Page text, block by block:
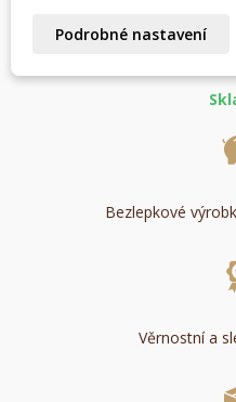
Přidat
Bezlepkové
Věrnostní a
Zrušit
Podrobné nastavení